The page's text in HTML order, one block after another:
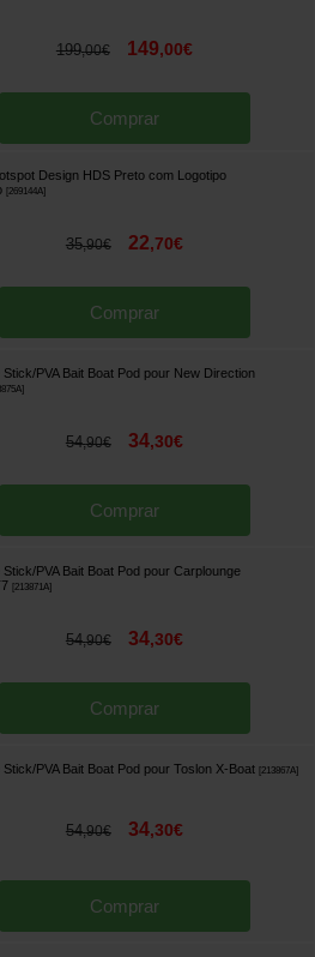
199,00€ 149,00€
Comprar
Design HDS Preto com Logotipo
269144A]
35,90€ 22,70€
Comprar
Stick/PVA Bait Boat Pod pour New Direction
]
54,90€ 34,30€
Comprar
Stick/PVA Bait Boat Pod pour Carplounge
213871A]
54,90€ 34,30€
Comprar
Stick/PVA Bait Boat Pod pour Toslon X-Boat 213867A]
54,90€ 34,30€
Comprar